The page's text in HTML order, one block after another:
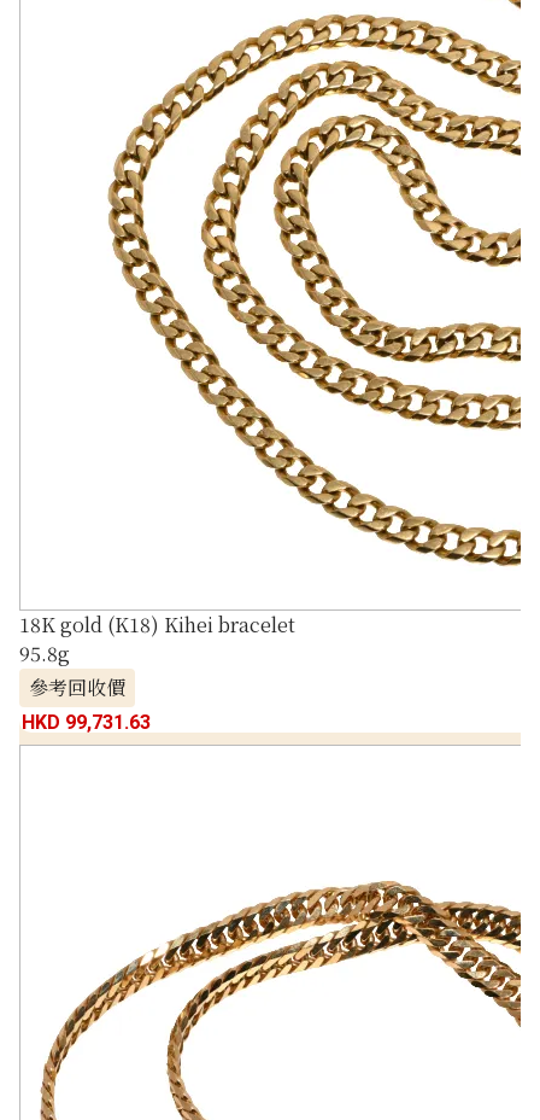
18K gold (K18) Kihei bracelet
95.8g
參考回收價
HKD 99,731.63